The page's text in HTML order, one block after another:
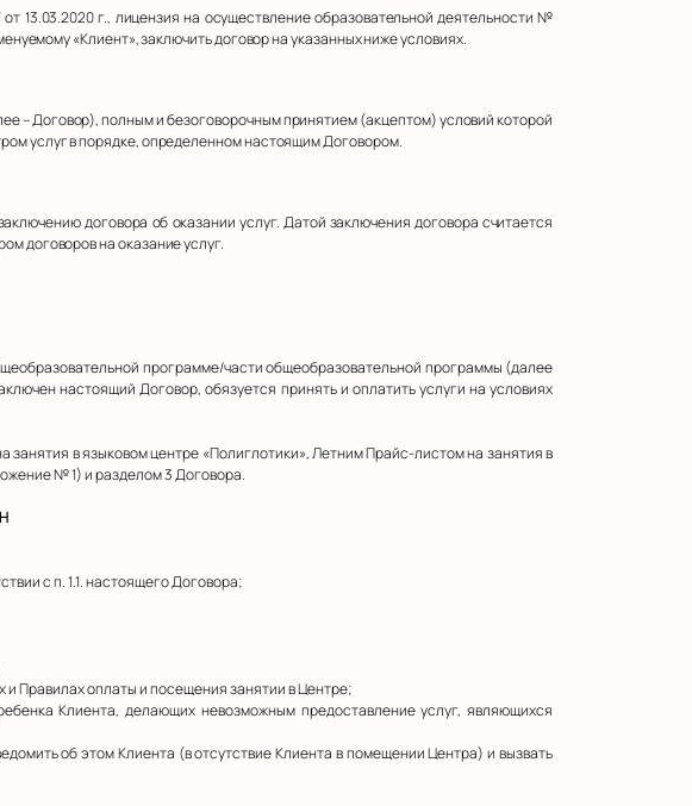
13.03.2020 г., лицензия на осуществление образовательной деятельности №
«Клиент», заключить договор на указанных ниже условиях.
– Договор), полным и безоговорочным принятием (акцептом) условий которой
услуг в порядке, определенном настоящим Договором.
договора об оказании услуг. Датой заключения договора считается
договоров на оказание услуг.
программе/части общеобразовательной программы (далее
настоящий Договор, обязуется принять и оплатить услуги на условиях
в языковом центре «Полиглотики», Летним Прайс-листом на занятия в
№ 1) и разделом 3 Договора.
с п. 1.1. настоящего Договора;
Правилах оплаты и посещения занятии в Центре;
Клиента, делающих невозможным предоставление услуг, являющихся
об этом Клиента (в отсутствие Клиента в помещении Центра) и вызвать